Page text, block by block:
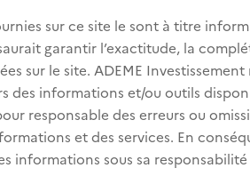
sur ce site le sont à titre
garantir l’exactitude, la
sur le site. ADEME
des informations et/ou outils
responsable des erreurs ou
et des services. En
informations sous sa responsabilité